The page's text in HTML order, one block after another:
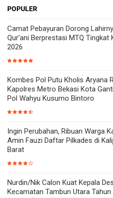
POPULER
Camat Pebayuran Dorong
Qur'ani Berprestasi MTQ Tingkat
2026
Kombes Pol Putu Kholis Aryana
Kapolres Metro Bekasi Kota
Pol Wahyu Kusumo Bintoro
Ingin Perubahan, Ribuan Warga
Amin Fauzi Daftar Pilkades di
Barat
Nurdin/Nik Calon Kuat Kepala
Kecamatan Tambun Utara Tahun